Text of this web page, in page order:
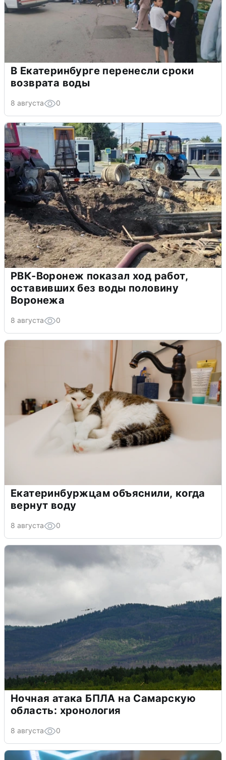
В Екатеринбурге перенесли сроки
возврата воды
8 августа 0
РВК-Воронеж показал ход работ,
оставивших без воды половину
Воронежа
8 августа 0
Екатеринбуржцам объяснили, когда
вернут воду
8 августа 0
Ночная атака БПЛА на Самарскую
область: хронология
8 августа 0